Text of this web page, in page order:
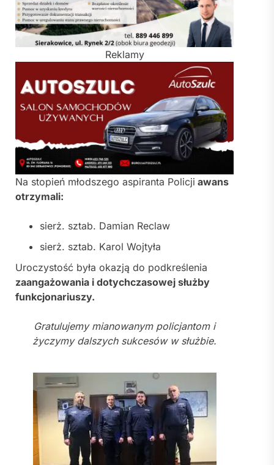
Reklamy
Na stopień młodszego aspiranta Policji awans
otrzymali:
sierż. sztab. Damian Reclaw
sierż. sztab. Karol Wojtyła
Uroczystość była okazją do podkreślenia
zaangażowania i dotychczasowej służby
funkcjonariuszy.
Gratulujemy mianowanym policjantom i
życzymy dalszych sukcesów w służbie.